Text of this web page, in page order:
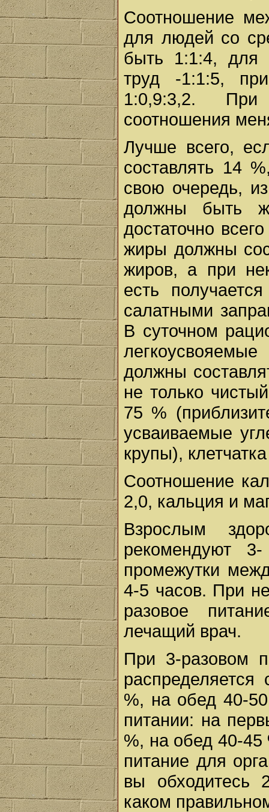
Соотношение
для людей со
быть 1:1:4, для
труд -1:1:5,
1:0,9:3,2. При
соотношения
Лучше всего,
составлять 14
свою очередь,
должны быть
достаточно
жиры должны
жиров, а при
есть
салатными
В суточном
должны
не только
75 %
усваиваемые
крупы),
Соотношение
2,0, кальция и
Взрослым
рекомендуют
промежутки
4-5 часов. При
разовое
лечащий врач.
При 3-разовом
%, на обед 40-
питании: на
%, на обед 40-
питание для
вы
каком